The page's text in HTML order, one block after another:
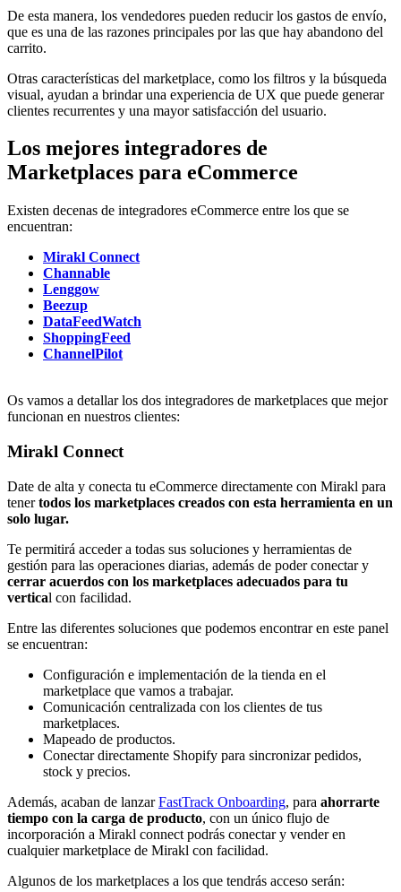
De esta manera, los vendedores pueden reducir los gastos de envío,
que es una de las razones principales por las que hay abandono del
carrito.
Otras características del marketplace, como los filtros y la búsqueda
visual, ayudan a brindar una experiencia de UX que puede generar
clientes recurrentes y una mayor satisfacción del usuario.
Los mejores integradores de
Marketplaces para eCommerce
Existen decenas de integradores eCommerce entre los que se
encuentran:
Mirakl Connect
Channable
Lenggow
Beezup
DataFeedWatch
ShoppingFeed
ChannelPilot
Os vamos a detallar los dos integradores de marketplaces que mejor
funcionan en nuestros clientes:
Mirakl Connect
Date de alta y conecta tu eCommerce directamente con Mirakl para
tenertodos los marketplaces creados con esta herramienta en un
solo lugar.
Te permitirá acceder a todas sus soluciones y herramientas de
gestión para las operaciones diarias, además de poder conectar y
cerrar acuerdos con los marketplaces adecuados para tu
vertical con facilidad.
Entre las diferentes soluciones que podemos encontrar en este panel
se encuentran:
Configuración e implementación de la tienda en el
marketplace que vamos a trabajar.
Comunicación centralizada con los clientes de tus
marketplaces.
Mapeado de productos.
Conectar directamente Shopify para sincronizar pedidos,
stock y precios.
Además, acaban de lanzarFastTrack Onboarding, para ahorrarte
tiempo con la carga de producto, con un único flujo de
incorporación a Mirakl connect podrás conectar y vender en
cualquier marketplace de Mirakl con facilidad.
Algunos de los marketplaces a los que tendrás acceso serán: